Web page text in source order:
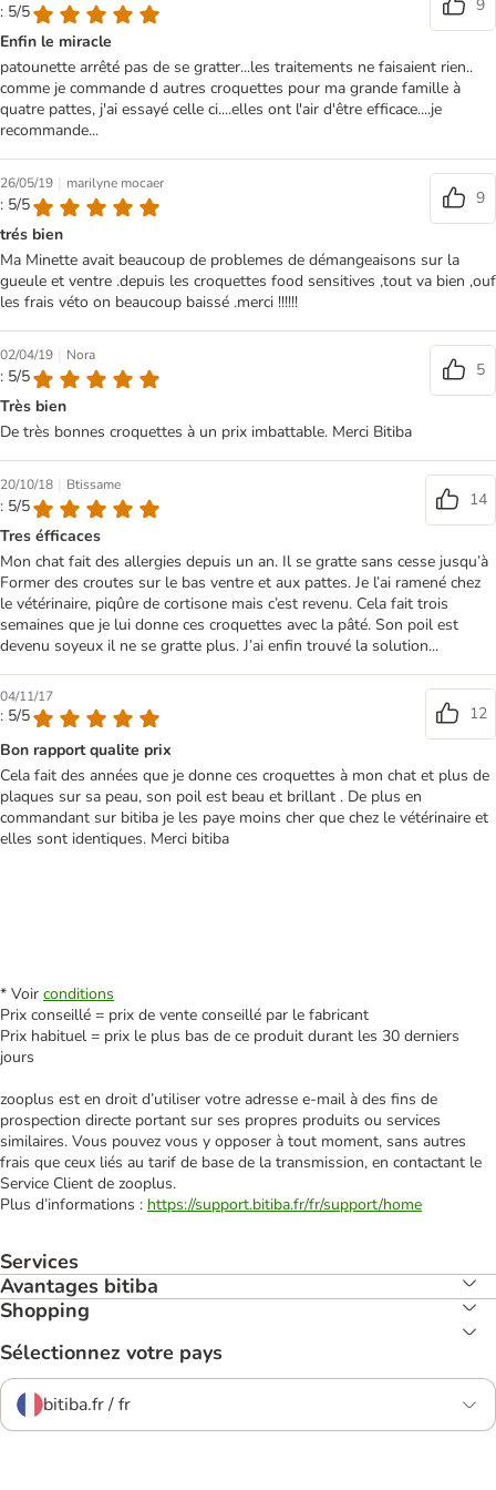
: 5/5
9
Enfin le miracle
patounette arrêté pas de se gratter...les traitements ne faisaient rien..
comme je commande d autres croquettes pour ma grande famille à
quatre pattes, j'ai essayé celle ci....elles ont l'air d'être efficace....je
recommande...
26/05/19 | marilyne mocaer
: 5/5
9
trés bien
Ma Minette avait beaucoup de problemes de démangeaisons sur la
gueule et ventre .depuis les croquettes food sensitives ,tout va bien ,ouf
les frais véto on beaucoup baissé .merci !!!!!!
02/04/19 | Nora
: 5/5
5
Très bien
De très bonnes croquettes à un prix imbattable. Merci Bitiba
20/10/18 | Btissame
: 5/5
14
Tres éfficaces
Mon chat fait des allergies depuis un an. Il se gratte sans cesse jusqu’à
Former des croutes sur le bas ventre et aux pattes. Je l’ai ramené chez
le vétérinaire, piqûre de cortisone mais c’est revenu. Cela fait trois
semaines que je lui donne ces croquettes avec la pâté. Son poil est
devenu soyeux il ne se gratte plus. J’ai enfin trouvé la solution...
04/11/17
: 5/5
12
Bon rapport qualite prix
Cela fait des années que je donne ces croquettes à mon chat et plus de
plaques sur sa peau, son poil est beau et brillant . De plus en
commandant sur bitiba je les paye moins cher que chez le vétérinaire et
elles sont identiques. Merci bitiba
* Voir conditions
Prix conseillé = prix de vente conseillé par le fabricant
Prix habituel = prix le plus bas de ce produit durant les 30 derniers
jours
zooplus est en droit d’utiliser votre adresse e‑mail à des fins de
prospection directe portant sur ses propres produits ou services
similaires. Vous pouvez vous y opposer à tout moment, sans autres
frais que ceux liés au tarif de base de la transmission, en contactant le
Service Client de zooplus.
Plus d’informations : https://support.bitiba.fr/fr/support/home
Services
Avantages bitiba
Shopping
Sélectionnez votre pays
bitiba.fr / fr